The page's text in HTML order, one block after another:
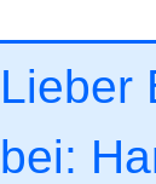
Lieber
bei: